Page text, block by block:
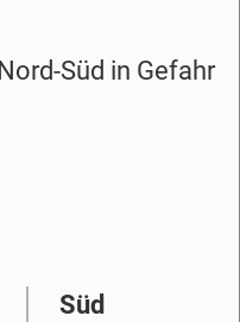
Süd in Gefahr
Süd